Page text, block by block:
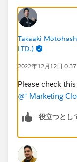
Takaaki Motohashi
LTD.)
2022年12月12日 0:37
Please check
@* Marketing
役立つとし